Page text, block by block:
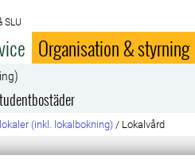
SLU
Organisation & styrning
lokaler (inkl. lokalbokning) / Lokalvård